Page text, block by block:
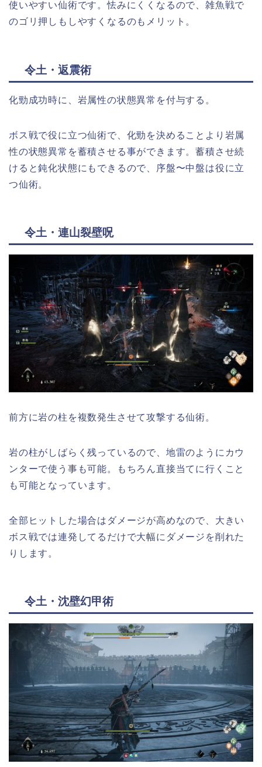
使いやすい仙術です。怯みにくくなるので、雑魚戦で
のゴリ押しもしやすくなるのもメリット。
令土・返震術
化勁成功時に、岩属性の状態異常を付与する。
ボス戦で役に立つ仙術で、化勁を決めることより岩属
性の状態異常を蓄積させる事ができます。蓄積させ続
けると鈍化状態にもできるので、序盤〜中盤は役に立
つ仙術。
令土・連山裂壁呪
前方に岩の柱を複数発生させて攻撃する仙術。
岩の柱がしばらく残っているので、地雷のようにカウ
ンターで使う事も可能。もちろん直接当てに行くこと
も可能となっています。
全部ヒットした場合はダメージが高めなので、大きい
ボス戦では連発してるだけで大幅にダメージを削れた
りします。
令土・沈壁幻甲術